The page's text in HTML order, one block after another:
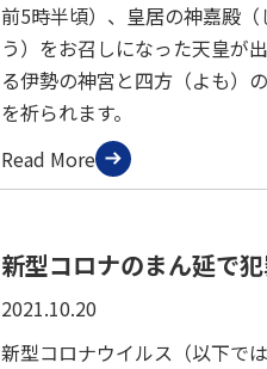
前5時半頃）、皇居の神嘉殿
う）をお召しになった天皇が
る伊勢の神宮と四方（よも）
を祈られます。
Read More
新型コロナのまん延で
2021.10.20
新型コロナウイルス（以下で